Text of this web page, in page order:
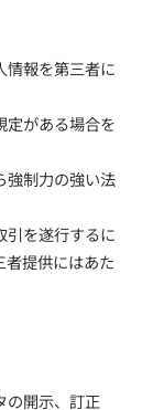
情報を第三者に
定がある場合を
強制力の強い法
引を遂行するに
者提供にはあた
の開示、訂正